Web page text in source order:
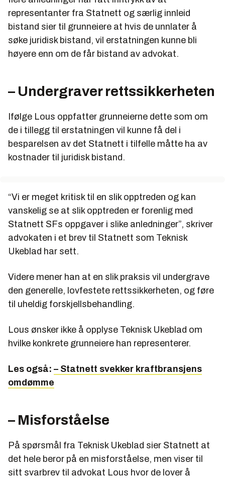
representanter fra Statnett og særlig innleid
bistand sier til grunneiere at hvis de unnlater å
søke juridisk bistand, vil erstatningen kunne bli
høyere enn om de får bistand av advokat.
– Undergraver rettssikkerheten
Ifølge Lous oppfatter grunneierne dette som om
de i tillegg til erstatningen vil kunne få del i
besparelsen av det Statnett i tilfelle måtte ha av
kostnader til juridisk bistand.
“Vi er meget kritisk til en slik opptreden og kan
vanskelig se at slik opptreden er forenlig med
Statnett SFs oppgaver i slike anledninger”, skriver
advokaten i et brev til Statnett som Teknisk
Ukeblad har sett.
Videre mener han at en slik praksis vil undergrave
den generelle, lovfestete rettssikkerheten, og føre
til uheldig forskjellsbehandling.
Lous ønsker ikke å opplyse Teknisk Ukeblad om
hvilke konkrete grunneiere han representerer.
Les også: – Statnett svekker kraftbransjens
omdømme
– Misforståelse
På spørsmål fra Teknisk Ukeblad sier Statnett at
det hele beror på en misforståelse, men viser til
sitt svarbrev til advokat Lous hvor de lover å